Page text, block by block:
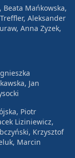
Beata Mańkowska,
Aleksander
Anna Zyzek,
Jan
Piotr
Liziniewicz,
Krzysztof
Marcin